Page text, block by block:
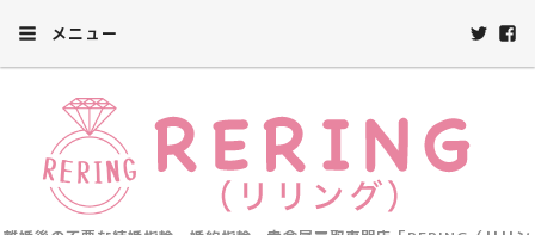
メニュー